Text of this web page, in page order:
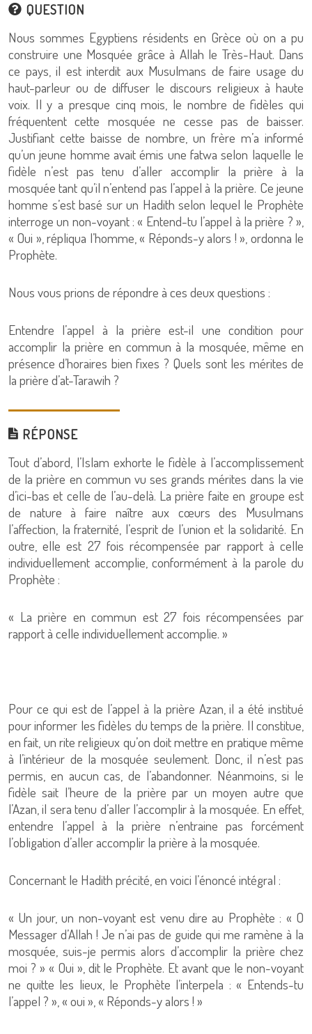
QUESTION
Nous sommes Egyptiens résidents en Grèce où on a pu
construire une Mosquée grâce à Allah le Très-Haut. Dans
ce pays, il est interdit aux Musulmans de faire usage du
haut-parleur ou de diffuser le discours religieux à haute
voix. Il y a presque cinq mois, le nombre de fidèles qui
fréquentent cette mosquée ne cesse pas de baisser.
Justifiant cette baisse de nombre, un frère m’a informé
qu’un jeune homme avait émis une fatwa selon laquelle le
fidèle n’est pas tenu d’aller accomplir la prière à la
mosquée tant qu’il n’entend pas l’appel à la prière. Ce jeune
homme s’est basé sur un Hadith selon lequel le Prophète
interroge un non-voyant : « Entend-tu l’appel à la prière ? »,
« Oui », répliqua l’homme, « Réponds-y alors ! », ordonna le
Prophète.
Nous vous prions de répondre à ces deux questions :
Entendre l’appel à la prière est-il une condition pour
accomplir la prière en commun à la mosquée, même en
présence d’horaires bien fixes ? Quels sont les mérites de
la prière d’at-Tarawih ?
RÉPONSE
Tout d’abord, l’Islam exhorte le fidèle à l’accomplissement
de la prière en commun vu ses grands mérites dans la vie
d’ici-bas et celle de l’au-delà. La prière faite en groupe est
de nature à faire naître aux cœurs des Musulmans
l’affection, la fraternité, l’esprit de l’union et la solidarité. En
outre, elle est 27 fois récompensée par rapport à celle
individuellement accomplie, conformément à la parole du
Prophète :
« La prière en commun est 27 fois récompensées par
rapport à celle individuellement accomplie. »
Pour ce qui est de l’appel à la prière Azan, il a été institué
pour informer les fidèles du temps de la prière. Il constitue,
en fait, un rite religieux qu’on doit mettre en pratique même
à l’intérieur de la mosquée seulement. Donc, il n’est pas
permis, en aucun cas, de l’abandonner. Néanmoins, si le
fidèle sait l’heure de la prière par un moyen autre que
l’Azan, il sera tenu d’aller l’accomplir à la mosquée. En effet,
entendre l’appel à la prière n’entraine pas forcément
l’obligation d’aller accomplir la prière à la mosquée.
Concernant le Hadith précité, en voici l’énoncé intégral :
« Un jour, un non-voyant est venu dire au Prophète : « O
Messager d’Allah ! Je n’ai pas de guide qui me ramène à la
mosquée, suis-je permis alors d’accomplir la prière chez
moi ? » « Oui », dit le Prophète. Et avant que le non-voyant
ne quitte les lieux, le Prophète l’interpela : « Entends-tu
l’appel ? », « oui », « Réponds-y alors ! »